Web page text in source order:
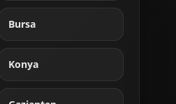
Bursa
Konya